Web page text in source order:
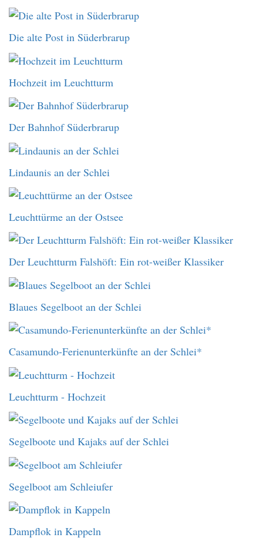
Die alte Post in Süderbrarup
Hochzeit im Leuchtturm
Der Bahnhof Süderbrarup
Lindaunis an der Schlei
Leuchttürme an der Ostsee
Der Leuchtturm Falshöft: Ein rot-weißer Klassiker
Blaues Segelboot an der Schlei
Casamundo-Ferienunterkünfte an der Schlei*
Leuchtturm - Hochzeit
Segelboote und Kajaks auf der Schlei
Segelboot am Schleiufer
Dampflok in Kappeln